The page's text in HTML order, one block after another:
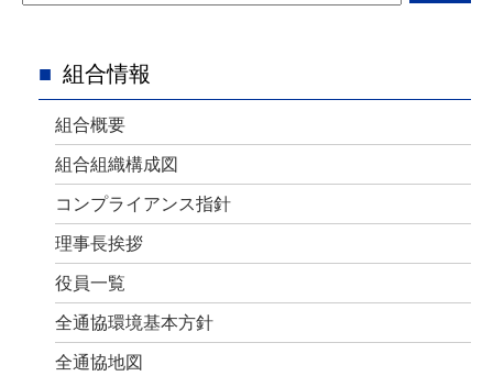
組合情報
組合概要
組合組織構成図
コンプライアンス指針
理事長挨拶
役員一覧
全通協環境基本方針
全通協地図